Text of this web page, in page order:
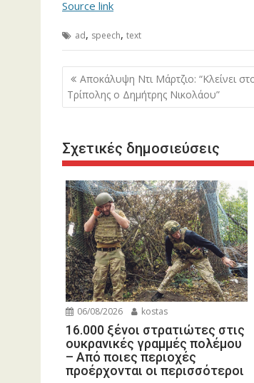
Source link
ad, speech, text
Πλοήγηση
άρθρων
Αποκάλυψη Ντι Μάρτζιο: “Κλείνει
Τρίπολης ο Δημήτρης Νικολάου”
Σχετικές δημοσιεύσεις
06/08/2026 kostas
16.000 ξένοι στρατιώτες στις
ουκρανικές γραμμές πολέμου
– Από ποιες περιοχές
προέρχονται οι περισσότεροι